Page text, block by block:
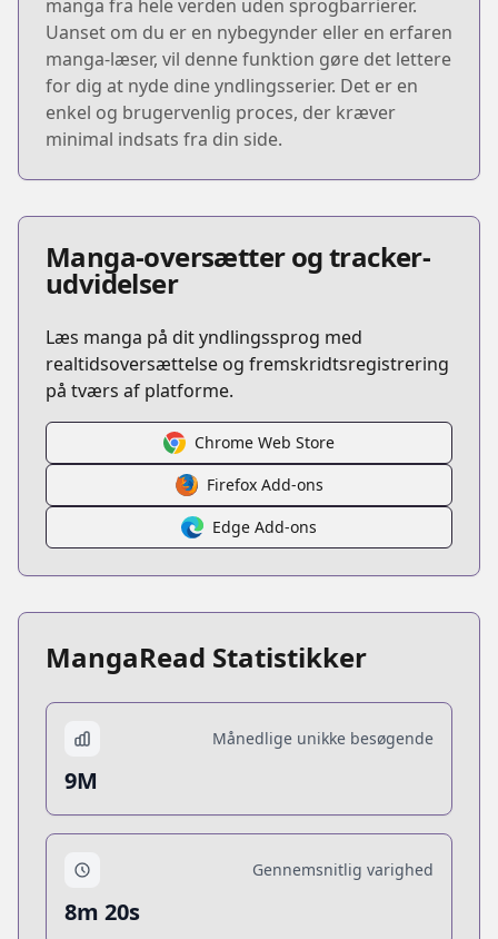
manga fra hele verden uden sprogbarrierer.
Uanset om du er en nybegynder eller en erfaren
manga-læser, vil denne funktion gøre det lettere
for dig at nyde dine yndlingsserier. Det er en
enkel og brugervenlig proces, der kræver
minimal indsats fra din side.
Manga-oversætter og tracker-
udvidelser
Læs manga på dit yndlingssprog med
realtidsoversættelse og fremskridtsregistrering
på tværs af platforme.
Chrome Web Store
Firefox Add-ons
Edge Add-ons
MangaRead Statistikker
Månedlige unikke besøgende
9M
Gennemsnitlig varighed
8m 20s